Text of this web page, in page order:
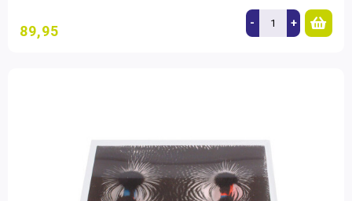
89,95 - +